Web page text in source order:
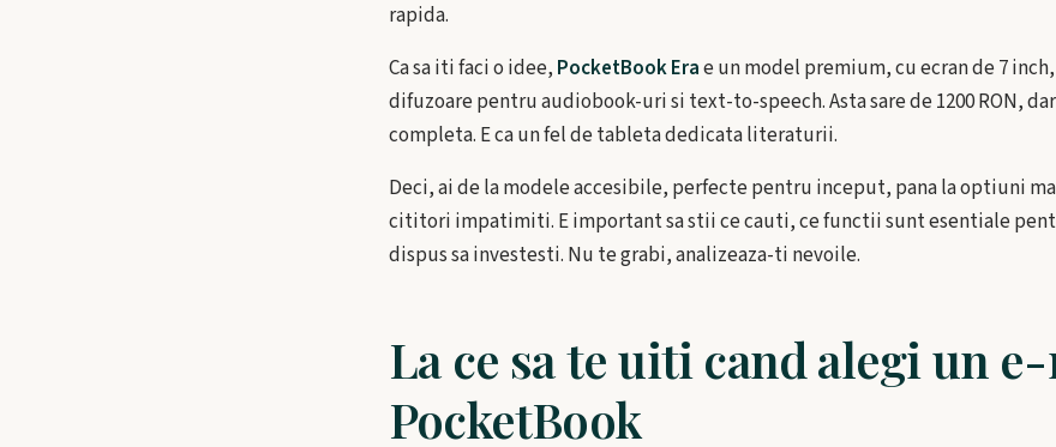
rapida.
Ca sa iti faci o idee, PocketBook Erae un model premium, cu ecran de 7
difuzoare pentru audiobook-uri si text-to-speech. Asta sare de 1200 RON,
completa. E ca un fel de tableta dedicata literaturii.
Deci, ai de la modele accesibile, perfecte pentru inceput, pana la optiuni
cititori impatimiti. E important sa stii ce cauti, ce functii sunt esentiale
dispus sa investesti. Nu te grabi, analizeaza-ti nevoile.
La ce sa te uiti cand alegi un
PocketBook